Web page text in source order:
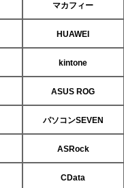
マカフィー
HUAWEI
kintone
ASUS ROG
パソコンSEVEN
ASRock
CData